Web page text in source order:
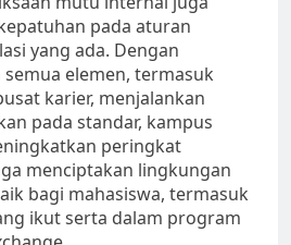
pada aturan
yang ada. Dengan
elemen, termasuk
karier, menjalankan
pada standar, kampus
peringkat
menciptakan lingkungan
bagi mahasiswa, termasuk
ikut serta dalam program